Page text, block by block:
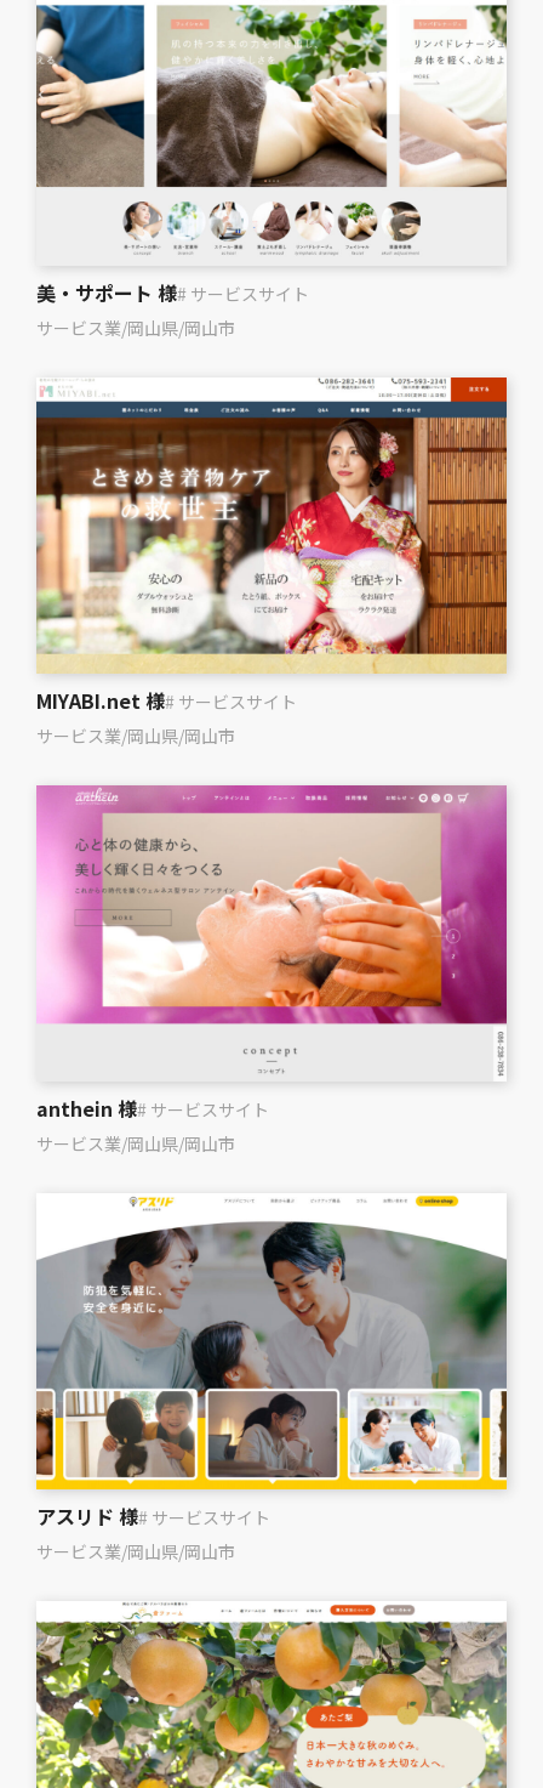
美・サポート 様# サービスサイト
サービス業/岡山県/岡山市
MIYABI.net 様# サービスサイト
サービス業/岡山県/岡山市
anthein 様# サービスサイト
サービス業/岡山県/岡山市
アスリド 様# サービスサイト
サービス業/岡山県/岡山市